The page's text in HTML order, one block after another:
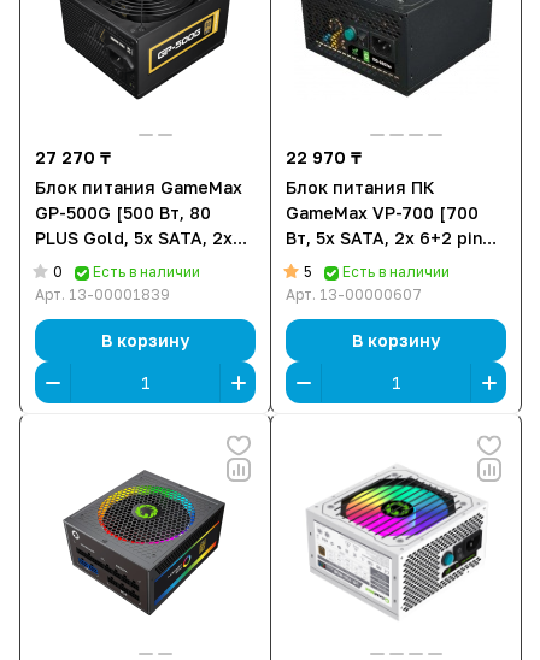
27 270 ₸
Блок питания GameMax
GP-500G [500 Вт, 80
PLUS Gold, 5x SATA, 2x
6+2 pin PCIe, 1x 4+4 pin
CPU, EPS12V]
0
Есть в наличии
Арт. 13-00001839
В корзину
22 970 ₸
Блок питания ПК
GameMax VP-700 [700
Вт, 5x SATA, 2x 6+2 pin
PCIe, 1x 4+4 pin CPU]
5
Есть в наличии
Арт. 13-00000607
В корзину